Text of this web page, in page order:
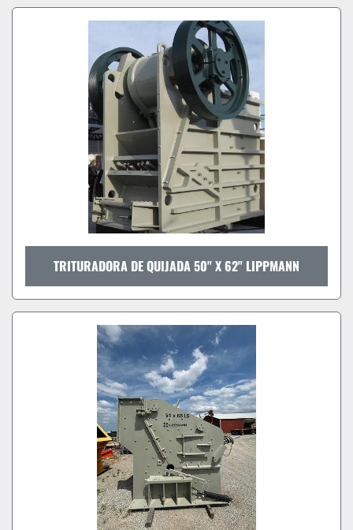
TRITURADORA DE QUIJADA 50" X 62" LIPPMANN